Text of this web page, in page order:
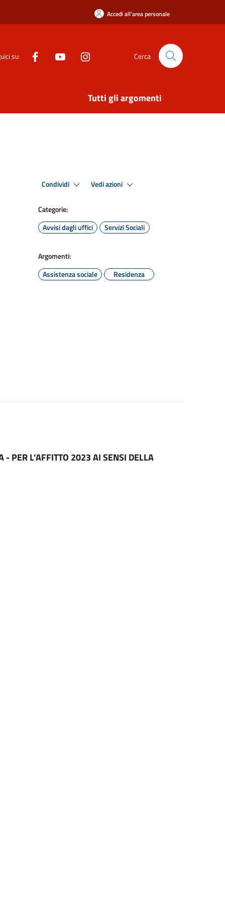
Accedi all'area personale
su Cerca
Tutti gli argomenti
Condividi Vedi azioni
Categorie:
Avvisi dagli uffici
Servizi Sociali
Argomenti:
Assistenza sociale
Residenza
- PER L’AFFITTO 2023 AI SENSI DELLA